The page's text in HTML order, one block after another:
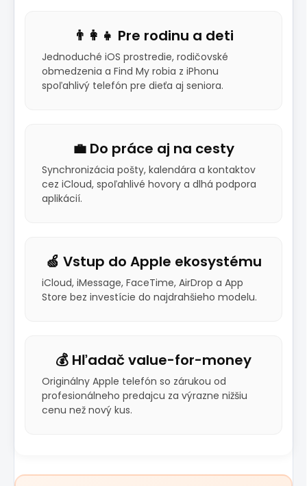
👨‍👩‍👧 Pre rodinu a deti
Jednoduché iOS prostredie, rodičovské
obmedzenia a Find My robia z iPhonu
spoľahlivý telefón pre dieťa aj seniora.
💼 Do práce aj na cesty
Synchronizácia pošty, kalendára a kontaktov
cez iCloud, spoľahlivé hovory a dlhá podpora
aplikácií.
🍏 Vstup do Apple ekosystému
iCloud, iMessage, FaceTime, AirDrop a App
Store bez investície do najdrahšieho modelu.
💰 Hľadač value-for-money
Originálny Apple telefón so zárukou od
profesionálneho predajcu za výrazne nižšiu
cenu než nový kus.